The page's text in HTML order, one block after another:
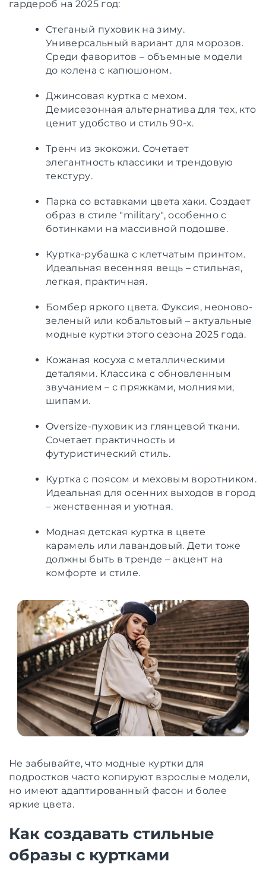
гардероб на 2025 год:
Стеганый пуховик на зиму.
Универсальный вариант для морозов.
Среди фаворитов – объемные модели
до колена с капюшоном.
Джинсовая куртка с мехом.
Демисезонная альтернатива для тех, кто
ценит удобство и стиль 90-х.
Тренч из экокожи. Сочетает
элегантность классики и трендовую
текстуру.
Парка со вставками цвета хаки. Создает
образ в стиле "military", особенно с
ботинками на массивной подошве.
Куртка-рубашка с клетчатым принтом.
Идеальная весенняя вещь – стильная,
легкая, практичная.
Бомбер яркого цвета. Фуксия, неоново-
зеленый или кобальтовый – актуальные
модные куртки этого сезона 2025 года.
Кожаная косуха с металлическими
деталями. Классика с обновленным
звучанием – с пряжками, молниями,
шипами.
Oversize-пуховик из глянцевой ткани.
Сочетает практичность и
футуристический стиль.
Куртка с поясом и меховым воротником.
Идеальная для осенних выходов в город
– женственная и уютная.
Модная детская куртка в цвете
карамель или лавандовый. Дети тоже
должны быть в тренде – акцент на
комфорте и стиле.
Не забывайте, что модные куртки для
подростков часто копируют взрослые модели,
но имеют адаптированный фасон и более
яркие цвета.
Как создавать стильные
образы с куртками